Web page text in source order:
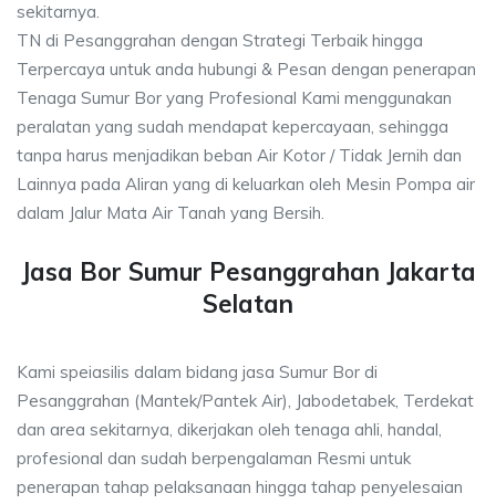
sekitarnya.
TN di Pesanggrahan dengan Strategi Terbaik hingga
Terpercaya untuk anda hubungi & Pesan dengan penerapan
Tenaga Sumur Bor yang Profesional Kami menggunakan
peralatan yang sudah mendapat kepercayaan, sehingga
tanpa harus menjadikan beban Air Kotor / Tidak Jernih dan
Lainnya pada Aliran yang di keluarkan oleh Mesin Pompa air
dalam Jalur Mata Air Tanah yang Bersih.
Jasa Bor Sumur Pesanggrahan Jakarta
Selatan
Kami speiasilis dalam bidang jasa Sumur Bor di
Pesanggrahan (Mantek/Pantek Air), Jabodetabek, Terdekat
dan area sekitarnya, dikerjakan oleh tenaga ahli, handal,
profesional dan sudah berpengalaman Resmi untuk
penerapan tahap pelaksanaan hingga tahap penyelesaian